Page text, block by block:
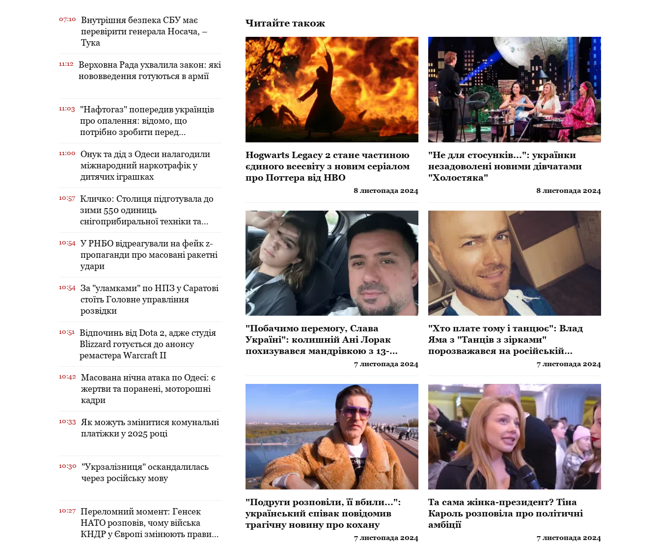
07:10
Внутрішня безпека СБУ має
перевірити генерала Носача, –
Тука
11:12
Верховна Рада ухвалила закон: які
нововведення готуються в армії
11:03
"Нафтогаз" попередив українців
про опалення: відомо, що
потрібно зробити перед
11:00
​Онук та дід з Одеси налагодили
міжнародний наркотрафік у
дитячих іграшках
10:57
Кличко: Столиця підготувала до
зими 550 одиниць
снігоприбиральної техніки та
10:54
У РНБО відреагували на фейк z-
пропаганди про масовані ракетні
удари
10:54
За "уламками" по НПЗ у Саратові
стоїть Головне управління
розвідки
10:51
Відпочинь від Dota 2, адже студія
Blizzard готується до анонсу
ремастера Warcraft II
10:42
Масована нічна атака по Одесі: є
жертви та поранені, моторошні
кадри
10:33
Як можуть змінитися комунальні
платіжки у 2025 році
10:30
"Укрзалізниця" оскандалилась
через російську мову
10:27
Переломний момент: Генсек
НАТО розповів, чому війська
КНДР у Європі змінюють правила
Читайте також
Hogwarts Legacy 2 стане частиною
єдиного всесвіту з новим серіалом
про Поттера від HBO
8 листопада 2024
"Не для стосунків...": українки
незадоволені новими дівчатами
"Холостяка"
8 листопада 2024
"Побачимо перемогу, Слава
Україні": колишній Ані Лорак
похизувався мандрівкою з 13-
7 листопада 2024
"Хто плате тому і танцює": Влад
Яма з "Танців з зірками"
порозважався на російській
вечірці, українці не змовчали
7 листопада 2024
"Подруги розповіли, її вбили...":
український співак повідомив
трагічну новину про кохану
7 листопада 2024
Та сама жінка-президент? Тіна
Кароль розповіла про політичні
амбіції
7 листопада 2024